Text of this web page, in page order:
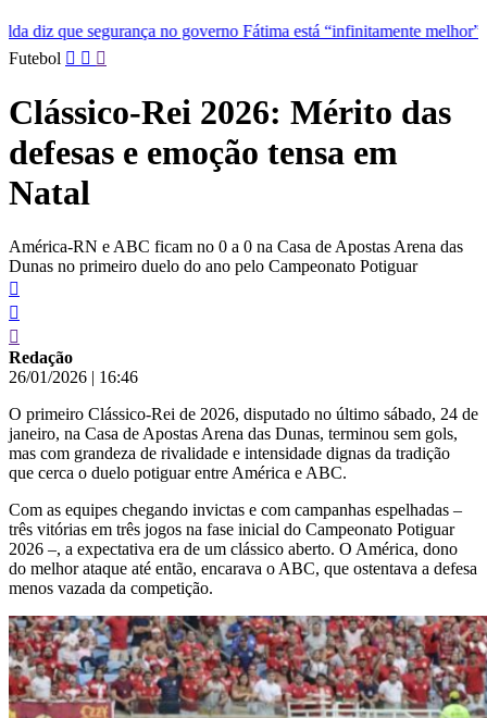
governo Fátima está “infinitamente melhor”
TJRN escolhe
Pular
conteúdo
Futebol
Clássico-Rei 2026: Mérito das
defesas e emoção tensa em
Natal
América-RN e ABC ficam no 0 a 0 na Casa de Apostas Arena das
Dunas no primeiro duelo do ano pelo Campeonato Potiguar
Redação
26/01/2026 | 16:46
O primeiro Clássico-Rei de 2026, disputado no último sábado, 24 de
janeiro, na Casa de Apostas Arena das Dunas, terminou sem gols,
mas com grandeza de rivalidade e intensidade dignas da tradição
que cerca o duelo potiguar entre América e ABC.
Com as equipes chegando invictas e com campanhas espelhadas –
três vitórias em três jogos na fase inicial do Campeonato Potiguar
2026 –, a expectativa era de um clássico aberto. O América, dono
do melhor ataque até então, encarava o ABC, que ostentava a defesa
menos vazada da competição.